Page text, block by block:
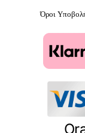
Όροι